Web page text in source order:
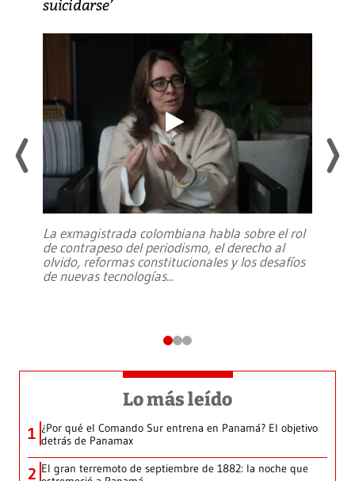
suicidarse’
La exmagistrada colombiana habla sobre el rol
de contrapeso del periodismo, el derecho al
olvido, reformas constitucionales y los desafíos
de nuevas tecnologías...
Lo más leído
1 ¿Por qué el Comando Sur entrena en Panamá? El objetivo
detrás de Panamax
2 El gran terremoto de septiembre de 1882: la noche que